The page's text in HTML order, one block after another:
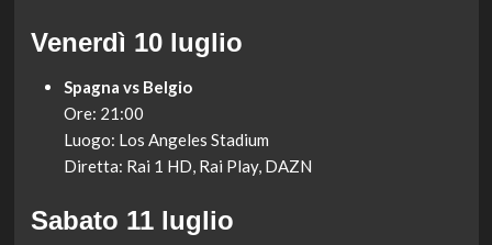
Venerdì 10 luglio
Spagna vs Belgio
Ore: 21:00
Luogo: Los Angeles Stadium
Diretta: Rai 1 HD, Rai Play, DAZN
Sabato 11 luglio